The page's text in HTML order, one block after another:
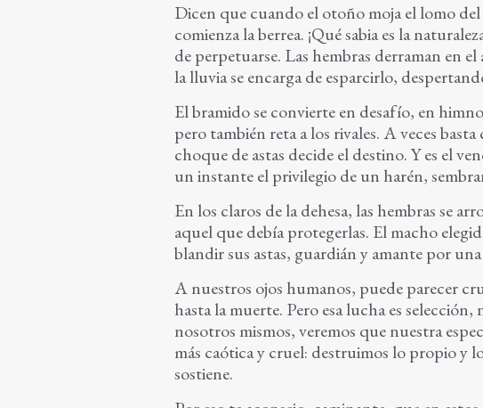
Dicen que cuando el otoño moja el lomo
comienza la berrea. ¡Qué sabia es la
de perpetuarse. Las hembras derraman en
la lluvia se encarga de esparcirlo,
El bramido se convierte en desafío, en
pero también reta a los rivales. A veces
choque de astas decide el destino. Y es el
un instante el privilegio de un harén,
En los claros de la dehesa, las hembras se
aquel que debía protegerlas. El macho
blandir sus astas, guardián y amante por
A nuestros ojos humanos, puede parecer
hasta la muerte. Pero esa lucha es
nosotros mismos, veremos que nuestra
más caótica y cruel: destruimos lo propio y
sostiene.